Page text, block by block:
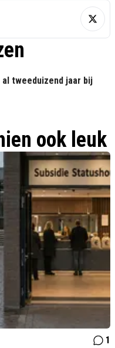
al tweeduizend jaar bij
ook leuk
1